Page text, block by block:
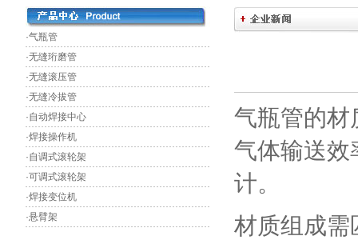
·气瓶管
·无缝珩磨管
·无缝滚压管
·无缝冷拔管
·自动焊接中心
·焊接操作机
·自调式滚轮架
·可调式滚轮架
·焊接变位机
·悬臂架
气瓶管的材
气体输送效
计。
材质组成需